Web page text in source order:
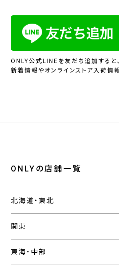
ONLY公式LINEを友だち追加すると、
新着情報やオンラインストア入荷情
ONLYの店舗一覧
北海道・東北
関東
東海・中部